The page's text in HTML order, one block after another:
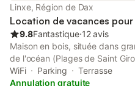
Linxe, Région de Dax
Location de vacances
9.8Fantastique⋅12 avis
Maison en bois, située dans
de l'océan (Plages de Saint
Léon (15 minutes en voiture).
landaise, de nombreux sentiers
WiFi Parking
Terrasse
Annulation gratuite